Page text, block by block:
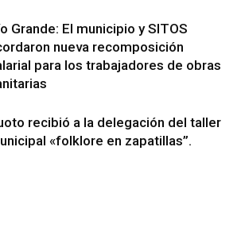
Grande: El municipio y SITOS
nueva recomposición
para los trabajadores de obras
recibió a la delegación del taller
«folklore en zapatillas”.